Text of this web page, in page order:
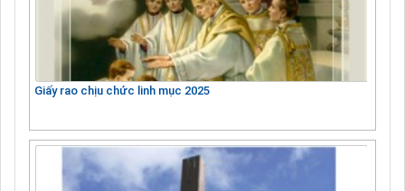
Giấy rao chịu chức linh mục 2025